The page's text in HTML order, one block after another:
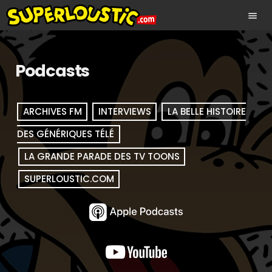
menu
Podcasts
ARCHIVES FM INTERVIEWS
LA BELLE HISTOIRE
DES GÉNÉRIQUES TÉLÉ
LA GRANDE PARADE DES TV TOONS
SUPERLOUSTIC.COM